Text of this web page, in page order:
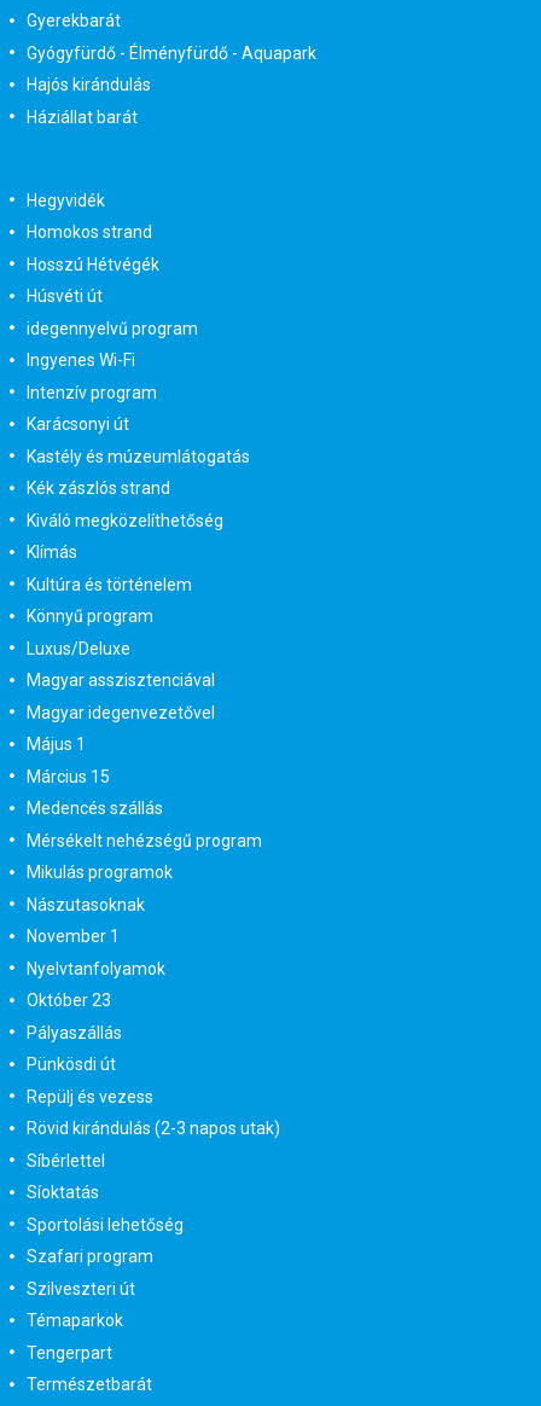
Gyerekbarát
Gyógyfürdő - Élményfürdő - Aquapark
Hajós kirándulás
Háziállat barát
Hegyvidék
Homokos strand
Hosszú Hétvégék
Húsvéti út
idegennyelvű program
Ingyenes Wi-Fi
Intenzív program
Karácsonyi út
Kastély és múzeumlátogatás
Kék zászlós strand
Kiváló megközelíthetőség
Klímás
Kultúra és történelem
Könnyű program
Luxus/Deluxe
Magyar asszisztenciával
Magyar idegenvezetővel
Május 1
Március 15
Medencés szállás
Mérsékelt nehézségű program
Mikulás programok
Nászutasoknak
November 1
Nyelvtanfolyamok
Október 23
Pályaszállás
Pünkösdi út
Repülj és vezess
Rövid kirándulás (2-3 napos utak)
Síbérlettel
Síoktatás
Sportolási lehetőség
Szafari program
Szilveszteri út
Témaparkok
Tengerpart
Természetbarát